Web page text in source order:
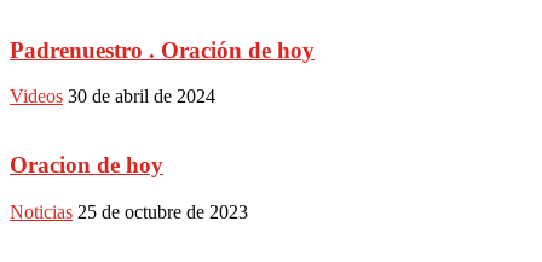
Padrenuestro . Oración de hoy
Videos 30 de abril de 2024
Oracion de hoy
Noticias 25 de octubre de 2023